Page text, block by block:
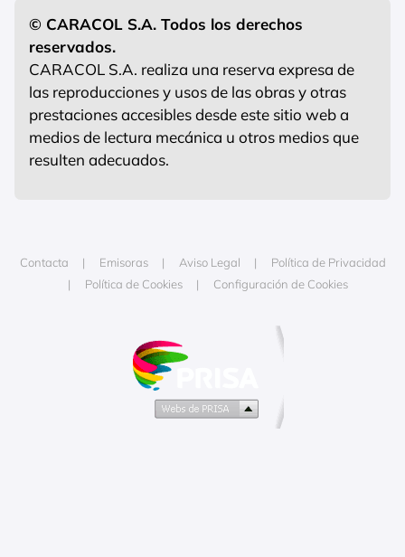
© CARACOL S.A. Todos los derechos
reservados.
CARACOL S.A. realiza una reserva expresa de
las reproducciones y usos de las obras y otras
prestaciones accesibles desde este sitio web a
medios de lectura mecánica u otros medios que
resulten adecuados.
Contacta Emisoras Aviso Legal
Política de Privacidad
Política de Cookies
Configuración de Cookies